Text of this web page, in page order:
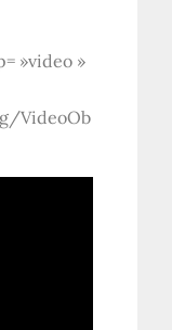
»video »
VideoOb